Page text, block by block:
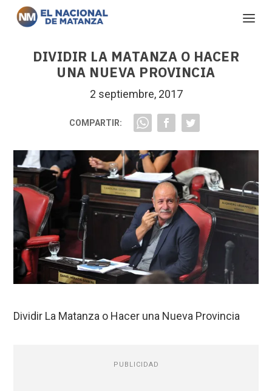
DIVIDIR LA MATANZA O HACER
UNA NUEVA PROVINCIA
2 septiembre, 2017
COMPARTIR:
Dividir La Matanza o Hacer una Nueva Provincia
PUBLICIDAD